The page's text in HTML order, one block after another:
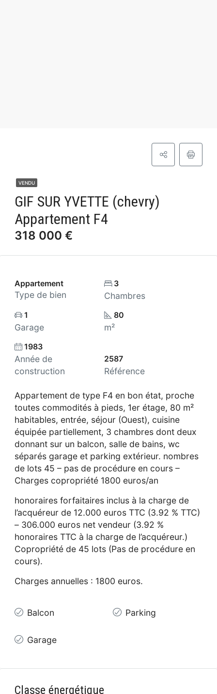
VENDU
GIF SUR YVETTE (chevry)
Appartement F4
318 000 €
Appartement
Type de bien
3
Chambres
1
Garage
80
m²
1983
Année de
construction
2587
Référence
Appartement de type F4 en bon état, proche
toutes commodités à pieds, 1er étage, 80 m²
habitables, entrée, séjour (Ouest), cuisine
équipée partiellement, 3 chambres dont deux
donnant sur un balcon, salle de bains, wc
séparés garage et parking extérieur. nombres
de lots 45 – pas de procédure en cours –
Charges copropriété 1800 euros/an
honoraires forfaitaires inclus à la charge de
l’acquéreur de 12.000 euros TTC (3.92 % TTC)
– 306.000 euros net vendeur (3.92 %
honoraires TTC à la charge de l’acquéreur.)
Copropriété de 45 lots (Pas de procédure en
cours).
Charges annuelles : 1800 euros.
Balcon
Garage
Parking
Classe énergétique